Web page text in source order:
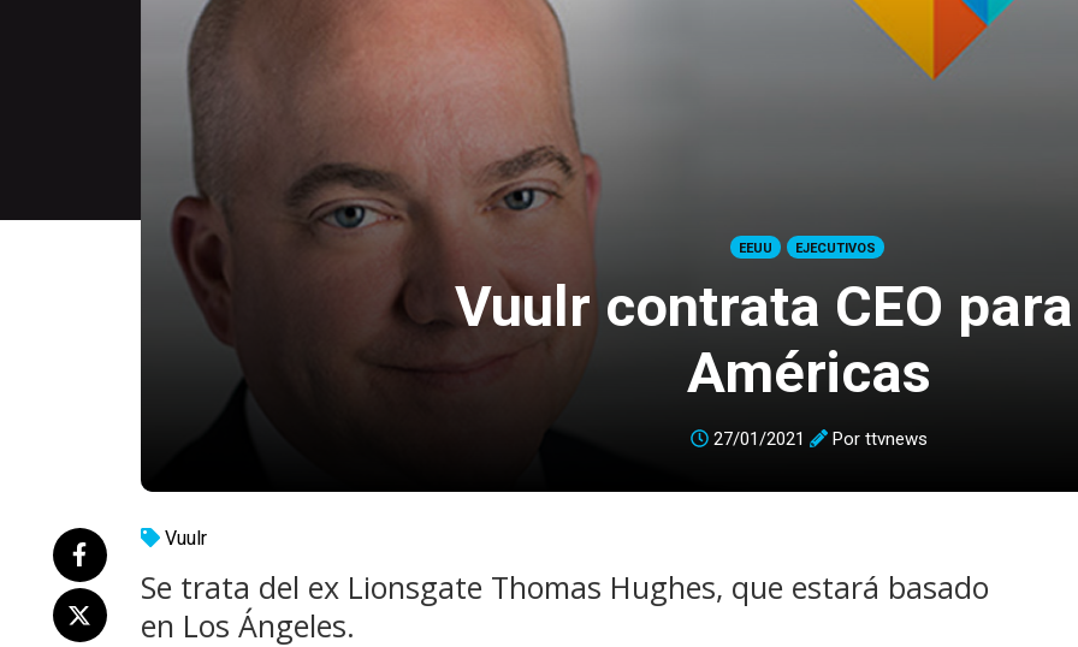
EEUU EJECUTIVOS
Vuulr contrata CEO
Américas
27/01/2021 Por ttvnews
Vuulr
Se trata del ex Lionsgate Thomas Hughes, que estará basado
en Los Ángeles.